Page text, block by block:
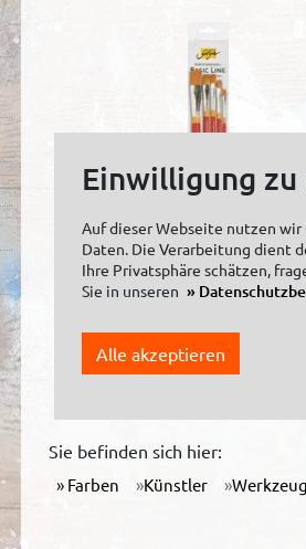
SOLO GOYA Künstlerpinsel
Goldhair Synthetics flach 5er
Sie befinden sich hier:
Farben Künstler
Einwilligung zu
Auf dieser Webseite nutzen
Daten. Die Verarbeitung dient
Ihre Privatsphäre schätzen,
Sie in unseren
Alle akzeptieren